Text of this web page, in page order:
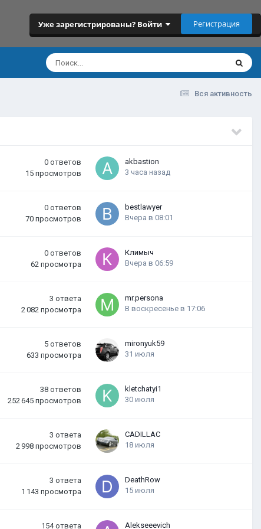
Уже зарегистрированы? Войти Регистрация
Вся активность
0 ответов
15 просмотров
akbastion
3 часа назад
0 ответов
70 просмотров
bestlawyer
Вчера в 08:01
0 ответов
62 просмотра
Климыч
Вчера в 06:59
3 ответа
2 082 просмотра
mr.persona
В воскресенье в 17:06
5 ответов
633 просмотра
mironyuk59
31 июля
38 ответов
252 645 просмотров
kletchatyi1
30 июля
3 ответа
2 998 просмотров
CADILLAC
18 июля
3 ответа
1 143 просмотра
DeathRow
15 июля
154 ответа
Alekseeevich